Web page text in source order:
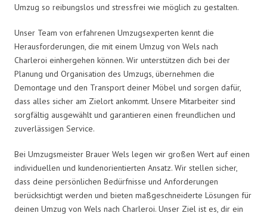
Umzug so reibungslos und stressfrei wie möglich zu gestalten.
Unser Team von erfahrenen Umzugsexperten kennt die
Herausforderungen, die mit einem Umzug von Wels nach
Charleroi einhergehen können. Wir unterstützen dich bei der
Planung und Organisation des Umzugs, übernehmen die
Demontage und den Transport deiner Möbel und sorgen dafür,
dass alles sicher am Zielort ankommt. Unsere Mitarbeiter sind
sorgfältig ausgewählt und garantieren einen freundlichen und
zuverlässigen Service.
Bei Umzugsmeister Brauer Wels legen wir großen Wert auf einen
individuellen und kundenorientierten Ansatz. Wir stellen sicher,
dass deine persönlichen Bedürfnisse und Anforderungen
berücksichtigt werden und bieten maßgeschneiderte Lösungen für
deinen Umzug von Wels nach Charleroi. Unser Ziel ist es, dir ein